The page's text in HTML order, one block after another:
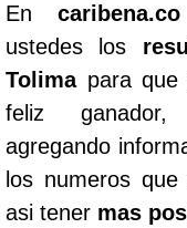
Encaribena.co
ustedes los
Tolimapara que
feliz ganador,
agregando
los numeros
asi tener mas